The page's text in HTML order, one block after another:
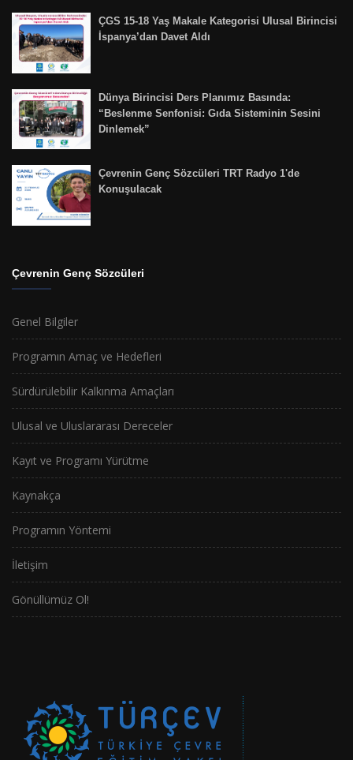
ÇGS 15-18 Yaş Makale Kategorisi Ulusal Birincisi
İspanya’dan Davet Aldı
Dünya Birincisi Ders Planımız Basında:
“Beslenme Senfonisi: Gıda Sisteminin Sesini
Dinlemek”
Çevrenin Genç Sözcüleri TRT Radyo 1'de
Konuşulacak
Çevrenin Genç Sözcüleri
Genel Bilgiler
Programın Amaç ve Hedefleri
Sürdürülebilir Kalkınma Amaçları
Ulusal ve Uluslararası Dereceler
Kayıt ve Programı Yürütme
Kaynakça
Programın Yöntemi
İletişim
Gönüllümüz Ol!